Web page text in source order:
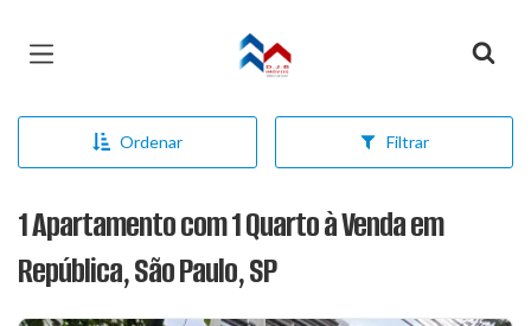
Página inicial
Ordenar Filtrar
1 Apartamento com 1 Quarto à Venda em
República, São Paulo, SP